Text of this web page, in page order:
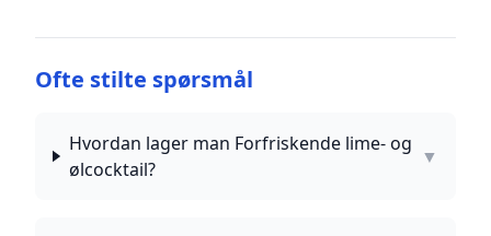
Ofte stilte spørsmål
Hvordan lager man Forfriskende lime- og
ølcocktail?
▼